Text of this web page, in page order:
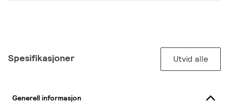
Spesifikasjoner Utvid alle
Generell informasjon